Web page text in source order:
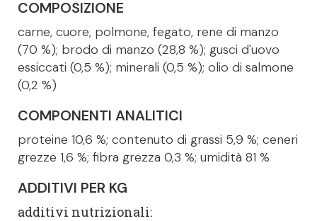
COMPOSIZIONE
carne, cuore, polmone, fegato, rene di manzo
(70 %); brodo di manzo (28,8 %); gusci d'uovo
essiccati (0,5 %); minerali (0,5 %); olio di salmone
(0,2 %)
COMPONENTI ANALITICI
proteine 10,6 %; contenuto di grassi 5,9 %; ceneri
grezze 1,6 %; fibra grezza 0,3 %; umidità 81 %
ADDITIVI PER KG
additivi nutrizionali: